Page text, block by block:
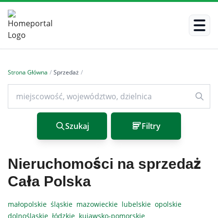
Strona Główna / Sprzedaż /
Szukaj Filtry
Nieruchomości na sprzedaż
Cała Polska
małopolskie śląskie mazowieckie lubelskie opolskie
dolnośląskie łódzkie kujawsko-pomorskie